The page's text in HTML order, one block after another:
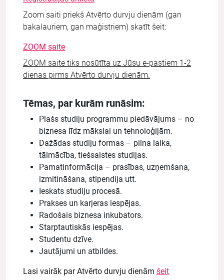
Zoom saiti priekš Atvērto durvju dienām (gan
bakalauriem, gan maģistriem) skatīt šeit:
ZOOM saite
ZOOM saite tiks nosūtīta uz Jūsu e-pastiem 1-2
dienas pirms Atvērto durvju dienām.
Tēmas, par kurām runāsim:
Plašs studiju programmu piedāvājums – no
biznesa līdz mākslai un tehnoloģijām.
Dažādas studiju formas – pilna laika,
tālmācība, tiešsaistes studijas.
Pamatinformācija – prasības, uzņemšana,
izmitināšana, stipendija utt.
Ieskats studiju procesā.
Prakses un karjeras iespējas.
Radošais biznesa inkubators.
Starptautiskās iespējas.
Studentu dzīve.
Jautājumi un atbildes.
Lasi vairāk par Atvērto durvju dienām šeit